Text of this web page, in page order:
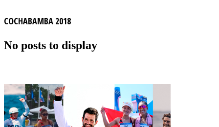
COCHABAMBA 2018
No posts to display